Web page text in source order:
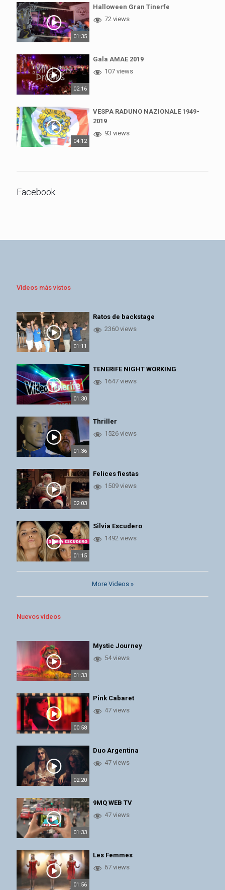
01:35
Halloween Gran Tinerfe
72 views
02:16
Gala AMAE 2019
107 views
04:12
VESPA RADUNO NAZIONALE 1949-
2019
93 views
Facebook
Vídeos más vistos
01:11
Ratos de backstage
2360 views
01:30
TENERIFE NIGHT WORKING
1647 views
01:36
Thriller
1526 views
02:03
Felices fiestas
1509 views
01:15
Silvia Escudero
1492 views
More Videos »
Nuevos vídeos
01:33
Mystic Journey
54 views
00:58
Pink Cabaret
47 views
02:20
Duo Argentina
47 views
01:33
9MQ WEB TV
47 views
01:56
Les Femmes
67 views